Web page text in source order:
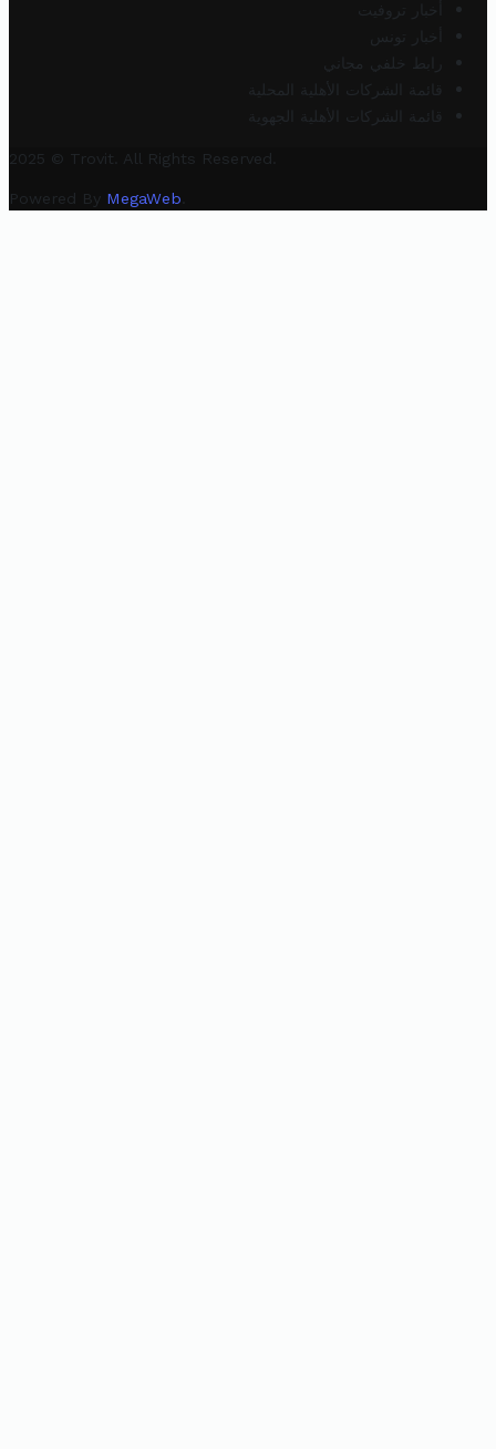
أخبار تروفيت
أخبار تونس
رابط خلفي مجاني
قائمة الشركات الأهلية المحلية
قائمة الشركات الأهلية الجهوية
2025 © Trovit. All Rights Reserved.
Powered By MegaWeb